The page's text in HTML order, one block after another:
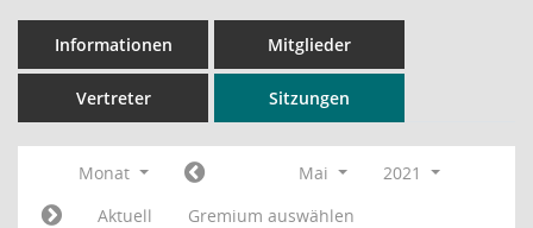
Informationen Mitglieder
Vertreter Sitzungen
Monat Mai
2021
Aktuell
Gremium auswählen